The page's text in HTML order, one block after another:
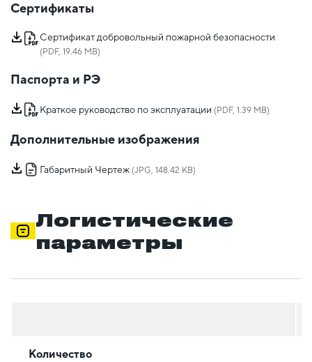
Сертификаты
Сертификат добровольный пожарной безопасности
(PDF, 19.46 MB)
Паспорта и РЭ
Краткое руководство по эксплуатации (PDF, 1.39 MB)
Дополнительные изображения
Габаритный Чертеж (JPG, 148.42 KB)
Логистические
параметры
Количество